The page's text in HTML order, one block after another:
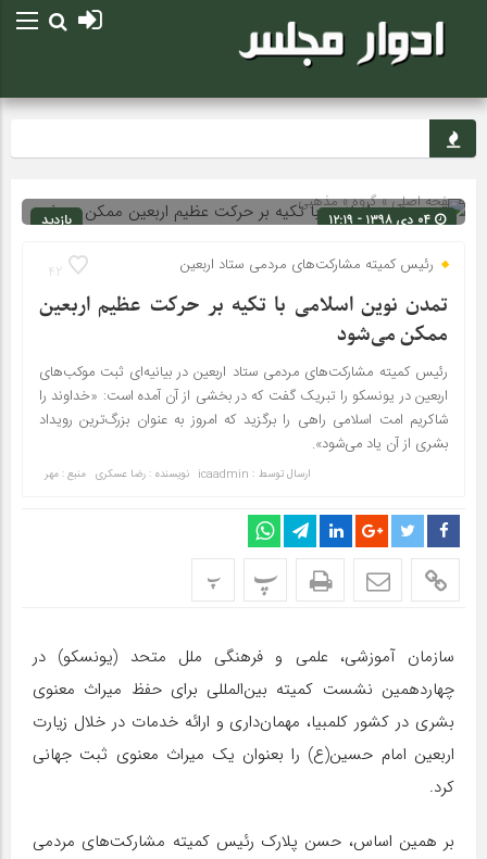
صفحه اصلی» گروه »مذهبی
۰۴ دی ۱۳۹۸ - ۱۲:۱۹
شناسه : 112
بازدید
42
رئیس کمیته مشارکت‌های مردمی ستاد اربعین
تمدن نوین اسلامی با تکیه بر حرکت عظیم اربعین
ممکن می‌شود
رئیس کمیته مشارکت‌های مردمی ستاد اربعین در بیانیه‌ای ثبت موکب‌های
اربعین در یونسکو را تبریک گفت که در بخشی از آن آمده است: «خداوند را
شاکریم امت اسلامی راهی را برگزید که امروز به عنوان بزرگ‌ترین رویداد
بشری از آن یاد می‌شود».
ارسال توسط : icaadmin نویسنده : رضا عسکری منبع : مهر
پ پ
سازمان آموزشی، علمی و فرهنگی ملل متحد (یونسکو) در
چهاردهمین نشست کمیته بین‌المللی برای حفظ میراث معنوی
بشری در کشور کلمبیا، مهمان‌داری و ارائه خدمات در خلال زیارت
اربعین امام حسین(ع) را بعنوان یک میراث معنوی ثبت جهانی
کرد.
بر همین اساس، حسن پلارک رئیس کمیته مشارکت‌های مردمی